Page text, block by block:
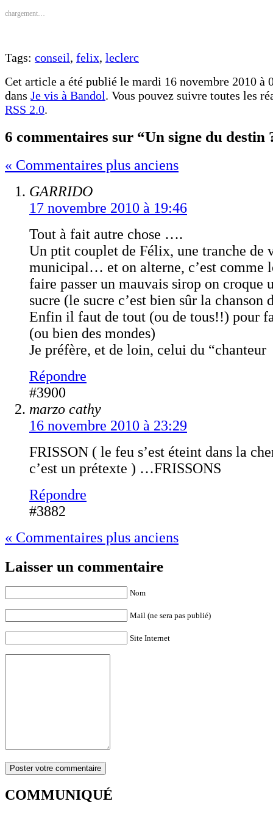
fenêtre)
chargement…
Tags: conseil, felix, leclerc
Cet article a été publié le mardi 16 novembre 2010 à
dans Je vis à Bandol. Vous pouvez suivre toutes les
RSS 2.0.
6 commentaires sur “Un signe du destin
« Commentaires plus anciens
GARRIDO
17 novembre 2010 à 19:46
Tout à fait autre chose ….
Un ptit couplet de Félix, une tranche de
municipal… et on alterne, c’est comme
faire passer un mauvais sirop on croque
sucre (le sucre c’est bien sûr la chanson
Enfin il faut de tout (ou de tous!!) pour
(ou bien des mondes)
Je préfère, et de loin, celui du “chanteur
Répondre
#3900
marzo cathy
16 novembre 2010 à 23:29
FRISSON ( le feu s’est éteint dans la
c’est un prétexte ) …FRISSONS
Répondre
#3882
« Commentaires plus anciens
Laisser un commentaire
Nom
Mail (ne sera pas publié)
Site Internet
COMMUNIQUÉ